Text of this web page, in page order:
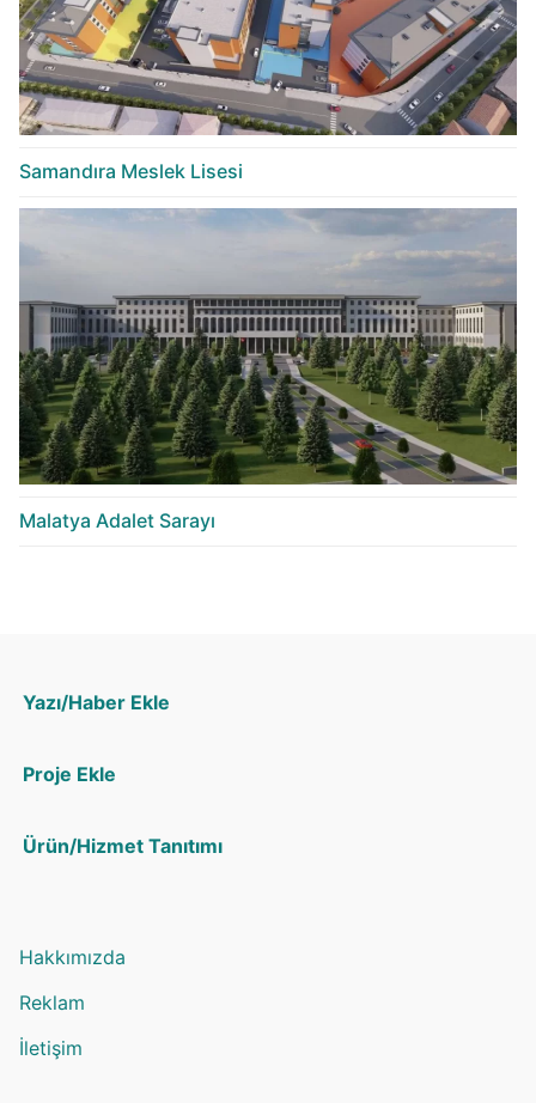
Samandıra Meslek Lisesi
Malatya Adalet Sarayı
Yazı/Haber Ekle
Proje Ekle
Ürün/Hizmet Tanıtımı
Hakkımızda
Reklam
İletişim